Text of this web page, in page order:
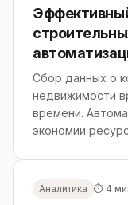
Сбор данных о
недвижимости
времени.
экономии
Аналитика ⏱ 4